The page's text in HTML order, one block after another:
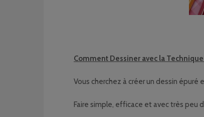
Comment Dessiner avec la
Vous cherchez à créer un dessin épuré
Faire simple, efficace et avec très peu